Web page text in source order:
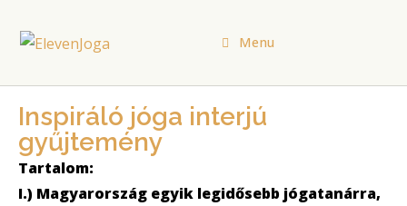
Menu
Inspiráló jóga interjú
gyűjtemény
Tartalom:
I.) Magyarország egyik legidősebb jógatanárra,